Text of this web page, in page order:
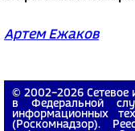
Артем Ежаков
© 2002−2026 Сетевое
в Федеральной
информационных
(Роскомнадзор).